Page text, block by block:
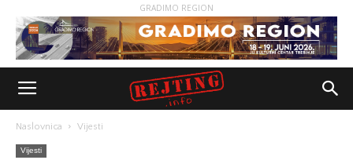
GRADIMO REGION
Naslovnica Vijesti
Vijesti